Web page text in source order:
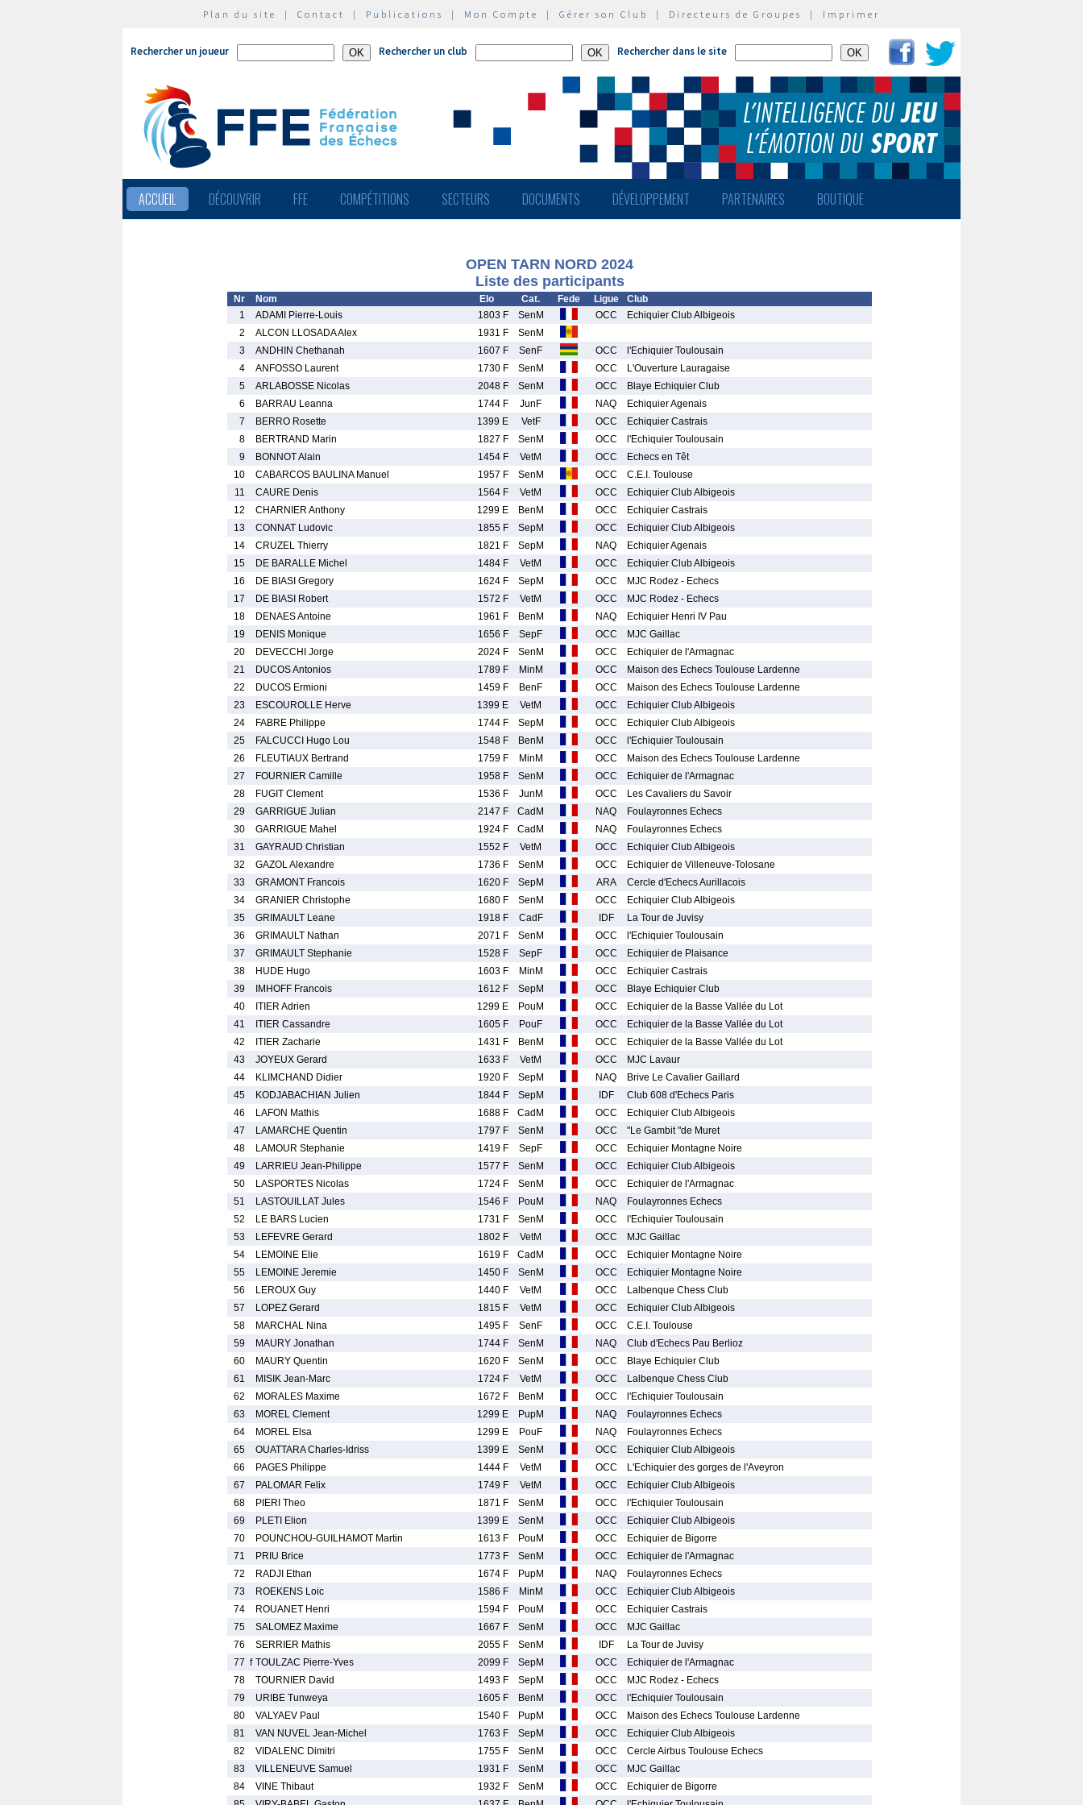
Plan du site | Contact | Publications | Mon Compte | Gérer son Club | Directeurs de Groupes | Imprimer
Rechercher un joueur Rechercher un club Rechercher dans le site
ACCUEIL DÉCOUVRIR FFE COMPÉTITIONS SECTEURS DOCUMENTS DÉVELOPPEMENT PARTENAIRES BOUTIQUE
OPEN TARN NORD 2024
Liste des participants
Nr Nom Elo Cat. Fede Ligue
Club
1
ADAMI Pierre-Louis 1803 F SenM OCC
Echiquier Club Albigeois
2
ALCON LLOSADA Alex 1931 F
SenM
3
ANDHIN Chethanah 1607 F SenF OCC
l'Echiquier Toulousain
4
ANFOSSO Laurent 1730 F SenM OCC
L'Ouverture Lauragaise
5
ARLABOSSE Nicolas 2048 F SenM OCC
Blaye Echiquier Club
6
BARRAU Leanna 1744 F JunF NAQ
Echiquier Agenais
7
BERRO Rosette 1399 E VetF OCC
Echiquier Castrais
8
BERTRAND Marin 1827 F SenM OCC
l'Echiquier Toulousain
9
BONNOT Alain 1454 F VetM OCC
Echecs en Têt
10
CABARCOS BAULINA Manuel 1957 F SenM OCC
C.E.I. Toulouse
11
CAURE Denis 1564 F VetM OCC
Echiquier Club Albigeois
12
CHARNIER Anthony 1299 E BenM OCC
Echiquier Castrais
13
CONNAT Ludovic 1855 F SepM OCC
Echiquier Club Albigeois
14
CRUZEL Thierry 1821 F SepM NAQ
Echiquier Agenais
15
DE BARALLE Michel 1484 F VetM OCC
Echiquier Club Albigeois
16
DE BIASI Gregory 1624 F SepM OCC
MJC Rodez - Echecs
17
DE BIASI Robert 1572 F VetM OCC
MJC Rodez - Echecs
18
DENAES Antoine 1961 F BenM NAQ
Echiquier Henri IV Pau
19
DENIS Monique 1656 F SepF OCC
MJC Gaillac
20
DEVECCHI Jorge 2024 F SenM OCC
Echiquier de l'Armagnac
21
DUCOS Antonios 1789 F MinM OCC
Maison des Echecs Toulouse Lardenne
22
DUCOS Ermioni 1459 F BenF OCC
Maison des Echecs Toulouse Lardenne
23
ESCOUROLLE Herve 1399 E VetM OCC
Echiquier Club Albigeois
24
FABRE Philippe 1744 F SepM OCC
Echiquier Club Albigeois
25
FALCUCCI Hugo Lou 1548 F BenM OCC
l'Echiquier Toulousain
26
FLEUTIAUX Bertrand 1759 F MinM OCC
Maison des Echecs Toulouse Lardenne
27
FOURNIER Camille 1958 F SenM OCC
Echiquier de l'Armagnac
28
FUGIT Clement 1536 F JunM OCC
Les Cavaliers du Savoir
29
GARRIGUE Julian 2147 F CadM NAQ
Foulayronnes Echecs
30
GARRIGUE Mahel 1924 F CadM NAQ
Foulayronnes Echecs
31
GAYRAUD Christian 1552 F VetM OCC
Echiquier Club Albigeois
32
GAZOL Alexandre 1736 F SenM OCC
Echiquier de Villeneuve-Tolosane
33
GRAMONT Francois 1620 F SepM ARA
Cercle d'Echecs Aurillacois
34
GRANIER Christophe 1680 F SenM OCC
Echiquier Club Albigeois
35
GRIMAULT Leane 1918 F CadF IDF
La Tour de Juvisy
36
GRIMAULT Nathan 2071 F SenM OCC
l'Echiquier Toulousain
37
GRIMAULT Stephanie 1528 F SepF OCC
Echiquier de Plaisance
38
HUDE Hugo 1603 F MinM OCC
Echiquier Castrais
39
IMHOFF Francois 1612 F SepM OCC
Blaye Echiquier Club
40
ITIER Adrien 1299 E PouM OCC
Echiquier de la Basse Vallée du Lot
41
ITIER Cassandre 1605 F PouF OCC
Echiquier de la Basse Vallée du Lot
42
ITIER Zacharie 1431 F BenM OCC
Echiquier de la Basse Vallée du Lot
43
JOYEUX Gerard 1633 F VetM OCC
MJC Lavaur
44
KLIMCHAND Didier 1920 F SepM NAQ
Brive Le Cavalier Gaillard
45
KODJABACHIAN Julien 1844 F SepM IDF
Club 608 d'Echecs Paris
46
LAFON Mathis 1688 F CadM OCC
Echiquier Club Albigeois
47
LAMARCHE Quentin 1797 F SenM OCC
"Le Gambit "de Muret
48
LAMOUR Stephanie 1419 F SepF OCC
Echiquier Montagne Noire
49
LARRIEU Jean-Philippe 1577 F SenM OCC
Echiquier Club Albigeois
50
LASPORTES Nicolas 1724 F SenM OCC
Echiquier de l'Armagnac
51
LASTOUILLAT Jules 1546 F PouM NAQ
Foulayronnes Echecs
52
LE BARS Lucien 1731 F SenM OCC
l'Echiquier Toulousain
53
LEFEVRE Gerard 1802 F VetM OCC
MJC Gaillac
54
LEMOINE Elie 1619 F CadM OCC
Echiquier Montagne Noire
55
LEMOINE Jeremie 1450 F SenM OCC
Echiquier Montagne Noire
56
LEROUX Guy 1440 F VetM OCC
Lalbenque Chess Club
57
LOPEZ Gerard 1815 F VetM OCC
Echiquier Club Albigeois
58
MARCHAL Nina 1495 F SenF OCC
C.E.I. Toulouse
59
MAURY Jonathan 1744 F SenM NAQ
Club d'Echecs Pau Berlioz
60
MAURY Quentin 1620 F SenM OCC
Blaye Echiquier Club
61
MISIK Jean-Marc 1724 F VetM OCC
Lalbenque Chess Club
62
MORALES Maxime 1672 F BenM OCC
l'Echiquier Toulousain
63
MOREL Clement 1299 E PupM NAQ
Foulayronnes Echecs
64
MOREL Elsa 1299 E PouF NAQ
Foulayronnes Echecs
65
OUATTARA Charles-Idriss 1399 E SenM OCC
Echiquier Club Albigeois
66
PAGES Philippe 1444 F VetM OCC
L'Echiquier des gorges de l'Aveyron
67
PALOMAR Felix 1749 F VetM OCC
Echiquier Club Albigeois
68
PIERI Theo 1871 F SenM OCC
l'Echiquier Toulousain
69
PLETI Elion 1399 E SenM OCC
Echiquier Club Albigeois
70
POUNCHOU-GUILHAMOT Martin 1613 F PouM OCC
Echiquier de Bigorre
71
PRIU Brice 1773 F SenM OCC
Echiquier de l'Armagnac
72
RADJI Ethan 1674 F PupM NAQ
Foulayronnes Echecs
73
ROEKENS Loic 1586 F MinM OCC
Echiquier Club Albigeois
74
ROUANET Henri 1594 F PouM OCC
Echiquier Castrais
75
SALOMEZ Maxime 1667 F SenM OCC
MJC Gaillac
76
SERRIER Mathis 2055 F SenM IDF
La Tour de Juvisy
77 f TOULZAC Pierre-Yves 2099 F SepM OCC
Echiquier de l'Armagnac
78
TOURNIER David 1493 F SepM OCC
MJC Rodez - Echecs
79
URIBE Tunweya 1605 F BenM OCC
l'Echiquier Toulousain
80
VALYAEV Paul 1540 F PupM OCC
Maison des Echecs Toulouse Lardenne
81
VAN NUVEL Jean-Michel 1763 F SepM OCC
Echiquier Club Albigeois
82
VIDALENC Dimitri 1755 F SenM OCC
Cercle Airbus Toulouse Echecs
83
VILLENEUVE Samuel 1931 F SenM OCC
MJC Gaillac
84
VINE Thibaut 1932 F SenM OCC
Echiquier de Bigorre